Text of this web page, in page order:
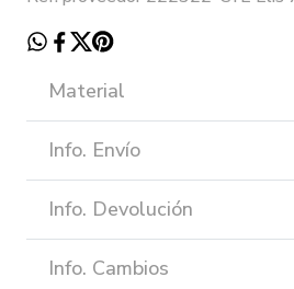
Material
Info. Envío
Info. Devolución
Info. Cambios